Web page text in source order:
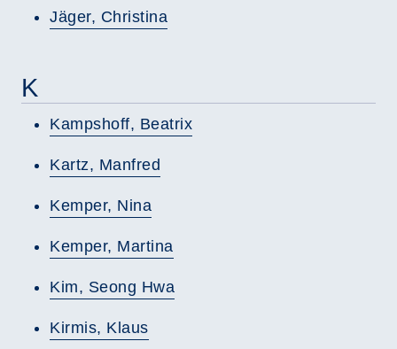
Jäger, Christina
K
Kampshoff, Beatrix
Kartz, Manfred
Kemper, Nina
Kemper, Martina
Kim, Seong Hwa
Kirmis, Klaus